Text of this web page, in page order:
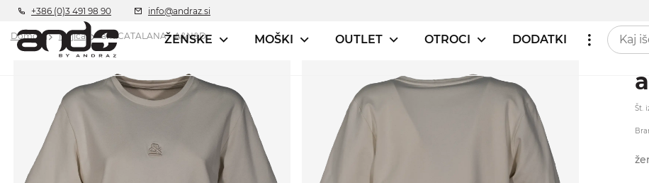
+386 (0)3 491 98 90 info@andraz.si
ŽENSKE MOŠKI OUTLET OTROCI DODATKI
Domov Majica andCATALANA - A&N&D
Št.